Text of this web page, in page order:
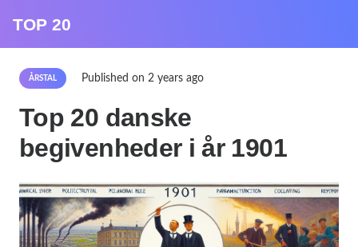
TOP 20
ÅRSTAL Published on2 years ago
Top 20 danske
begivenheder i år 1901